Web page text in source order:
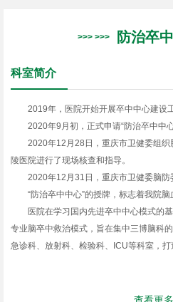
防治卒
科室简介
2019年，医院开始开展卒中中心建设工
2020年9月初，正式申请“防治卒中中心
2020年12月28日，重庆市卫健委组织
陵医院进行了现场核查和指导。
2020年12月31日，重庆市卫健委脑防委
“防治卒中中心”的授牌，标志着我院脑
医院在学习国内先进卒中中心模式的基
专业脑卒中救治模式，旨在集中三博脑科
急诊科、放射科、检验科、ICU等科室，打